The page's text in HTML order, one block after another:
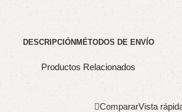
DESCRIPCIÓN MÉTODOS DE ENVÍO
Productos Relacionados
CompararVista